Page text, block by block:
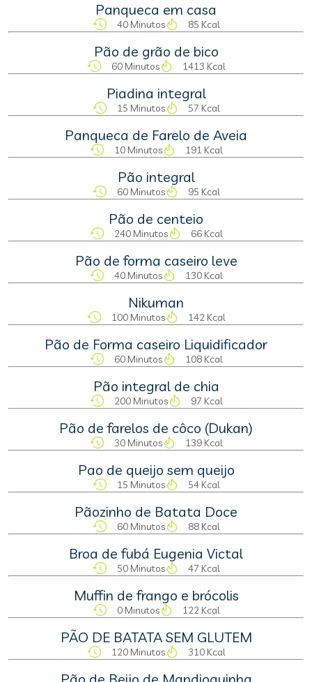
Panqueca em casa
40 Minutos 85 Kcal
Pão de grão de bico
60 Minutos 1413 Kcal
Piadina integral
15 Minutos 57 Kcal
Panqueca de Farelo de Aveia
10 Minutos 191 Kcal
Pão integral
60 Minutos 95 Kcal
Pão de centeio
240 Minutos 66 Kcal
Pão de forma caseiro leve
40 Minutos 130 Kcal
Nikuman
100 Minutos 142 Kcal
Pão de Forma caseiro Liquidificador
60 Minutos 108 Kcal
Pão integral de chia
200 Minutos 97 Kcal
Pão de farelos de côco (Dukan)
30 Minutos 139 Kcal
Pao de queijo sem queijo
15 Minutos 54 Kcal
Pãozinho de Batata Doce
60 Minutos 88 Kcal
Broa de fubá Eugenia Victal
50 Minutos 47 Kcal
Muffin de frango e brócolis
0 Minutos 122 Kcal
PÃO DE BATATA SEM GLUTEM
120 Minutos 310 Kcal